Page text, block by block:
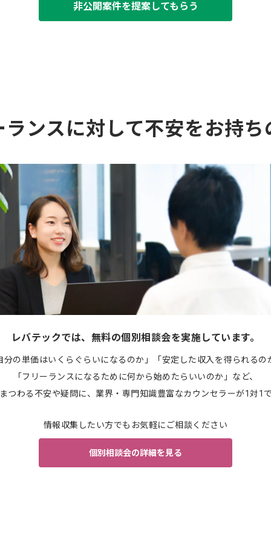
非公開案件を提案してもらう
ランスに対して不安をお持ち
レバテックでは、無料の個別相談会を実施しています。
分の単価はいくらぐらいになるのか」「安定した収入を得られるの
「フリーランスになるために何から始めたらいいのか」など、
つわる不安や疑問に、業界・専門知識豊富なカウンセラーが1対1で
情報収集したい方でもお気軽にご相談ください
個別相談会の詳細を見る